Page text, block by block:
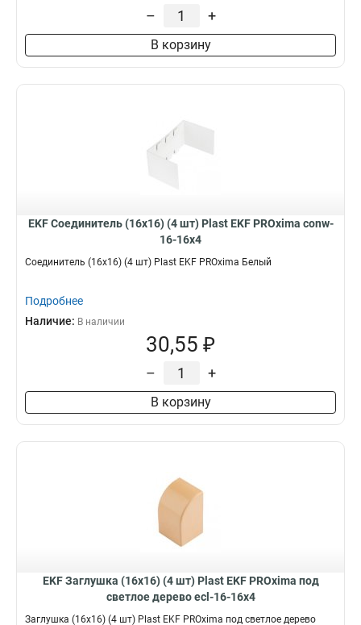
– +
В корзину
EKF Соединитель (16х16) (4 шт) Plast EKF PROxima conw-
16-16x4
Соединитель (16х16) (4 шт) Plast EKF PROxima Белый
Подробнее
Наличие: В наличии
30,55 ₽
– +
В корзину
EKF Заглушка (16х16) (4 шт) Plast EKF PROxima под
светлое дерево ecl-16-16x4
Заглушка (16х16) (4 шт) Plast EKF PROxima под светлое дерево